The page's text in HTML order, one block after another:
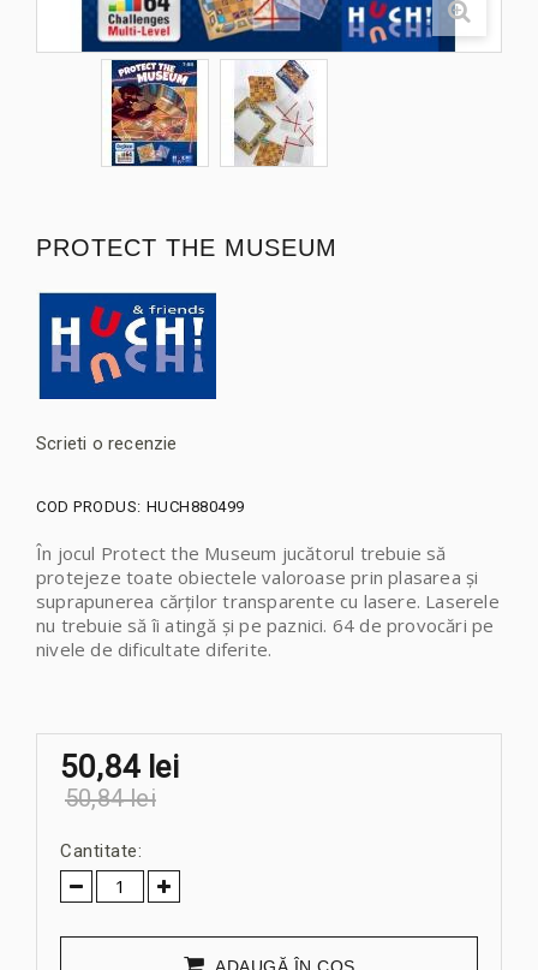
PROTECT THE MUSEUM
Scrieti o recenzie
COD PRODUS: HUCH880499
În jocul Protect the Museum jucătorul trebuie să
protejeze toate obiectele valoroase prin plasarea și
suprapunerea cărților transparente cu lasere. Laserele
nu trebuie să îi atingă și pe paznici. 64 de provocări pe
nivele de dificultate diferite.
50,84 lei
50,84 lei
Cantitate: